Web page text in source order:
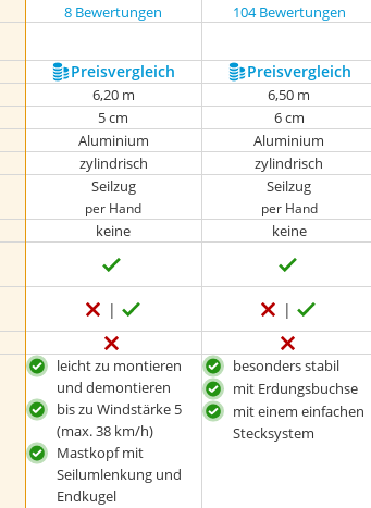
8 Bewertungen 104 Bewertungen
Preis­vergleich Preis­vergleich
6,20 m 6,50 m
5 cm 6 cm
Aluminium Aluminium
zylindrisch zylindrisch
Seilzug
per Hand
Seilzug
per Hand
keine keine
leicht zu montieren
und demontieren
bis zu Windstärke 5
(max. 38 km/h)
Mastkopf mit
Seilumlenkung und
Endkugel
besonders stabil
mit Erdungsbuchse
mit einem einfachen
Stecksystem